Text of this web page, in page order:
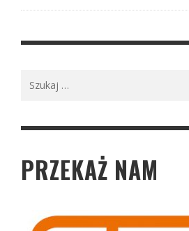
PRZEKAŻ NAM